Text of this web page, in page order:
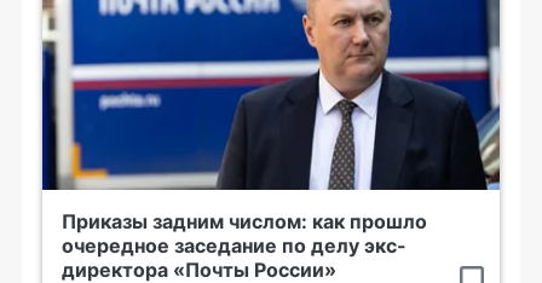
Приказы задним числом: как прошло
очередное заседание по делу экс-
директора «Почты России»